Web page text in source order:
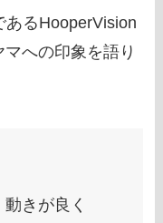
あるHooperVision
への印象を語り
きが良く